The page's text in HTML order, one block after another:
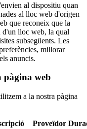
al dispositiu quan
al lloc web d'origen
que reconeix que la
d'un lloc web, la qual
subsegüents. Les
millorar
anuncis.
pàgina web
a la nostra pàgina
Proveïdor